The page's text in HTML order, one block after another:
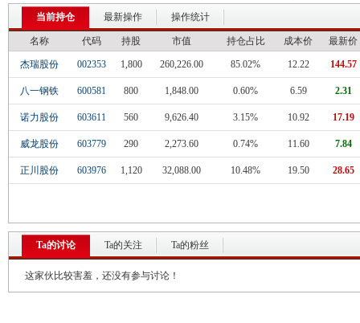
当前持仓 最新操作 操作统计
名称 代码 持股 市值 持仓占比 成本价 最新价
杰瑞股份 002353 1,800 260,226.00 85.02% 12.22 144.57
八一钢铁 600581 800 1,848.00 0.60% 6.59 2.31
诺力股份 603611 560 9,626.40 3.15% 10.92 17.19
威龙股份 603779 290 2,273.60 0.74% 11.60 7.84
正川股份 603976 1,120 32,088.00 10.48% 19.50 28.65
Ta的讨论 Ta的关注 Ta的粉丝
这家伙比较害羞，还没有参与讨论！